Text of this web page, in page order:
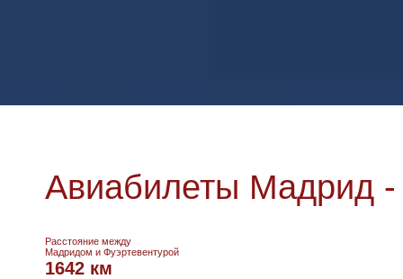
Авиабилеты Мадрид -
Расстояние между
Мадридом и Фуэртевентурой
1642 км